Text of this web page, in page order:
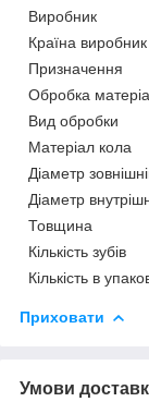
Виробник
Країна виробник
Призначення
Обробка
Вид обробки
Матеріал кола
Діаметр
Діаметр
Товщина
Кількість зубів
Кількість в
Приховати
Умови